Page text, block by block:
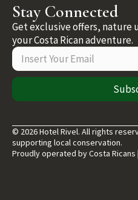
Stay Connected
Get exclusive offers, nature
your Costa Rican adventure.
© 2026 Hotel Rivel. All rights
supporting local conservation.
Proudly operated by Costa Ricans